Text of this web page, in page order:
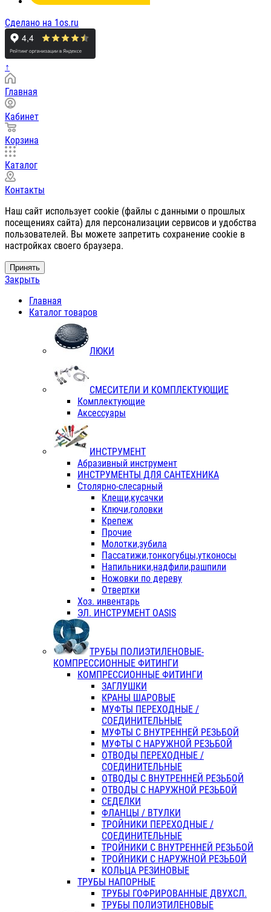
Сделано на 1os.ru
↑
Главная
Кабинет
Корзина
Каталог
Контакты
Наш сайт использует cookie (файлы с данными о прошлых
посещениях сайта) для персонализации сервисов и удобства
пользователей. Вы можете запретить сохранение cookie в
настройках своего браузера.
Принять
Закрыть
Главная
Каталог товаров
ЛЮКИ
СМЕСИТЕЛИ И КОМПЛЕКТУЮЩИЕ
Комплектующие
Аксессуары
ИНСТРУМЕНТ
Абразивный инструмент
ИНСТРУМЕНТЫ ДЛЯ САНТЕХНИКА
Столярно-слесарный
Клещи,кусачки
Ключи,головки
Крепеж
Прочие
Молотки,зубила
Пассатижи,тонкогубцы,утконосы
Напильники,надфили,рашпили
Ножовки по дереву
Отвертки
Хоз. инвентарь
ЭЛ. ИНСТРУМЕНТ OASIS
ТРУБЫ ПОЛИЭТИЛЕНОВЫЕ-
КОМПРЕССИОННЫЕ ФИТИНГИ
КОМПРЕССИОННЫЕ ФИТИНГИ
ЗАГЛУШКИ
КРАНЫ ШАРОВЫЕ
МУФТЫ ПЕРЕХОДНЫЕ /
СОЕДИНИТЕЛЬНЫЕ
МУФТЫ С ВНУТРЕННЕЙ РЕЗЬБОЙ
МУФТЫ С НАРУЖНОЙ РЕЗЬБОЙ
ОТВОДЫ ПЕРЕХОДНЫЕ /
СОЕДИНИТЕЛЬНЫЕ
ОТВОДЫ С ВНУТРЕННЕЙ РЕЗЬБОЙ
ОТВОДЫ С НАРУЖНОЙ РЕЗЬБОЙ
СЕДЕЛКИ
ФЛАНЦЫ / ВТУЛКИ
ТРОЙНИКИ ПЕРЕХОДНЫЕ /
СОЕДИНИТЕЛЬНЫЕ
ТРОЙНИКИ С ВНУТРЕННЕЙ РЕЗЬБОЙ
ТРОЙНИКИ С НАРУЖНОЙ РЕЗЬБОЙ
КОЛЬЦА РЕЗИНОВЫЕ
ТРУБЫ НАПОРНЫЕ
ТРУБЫ ГОФРИРОВАННЫЕ ДВУХСЛ.
ТРУБЫ ПОЛИЭТИЛЕНОВЫЕ